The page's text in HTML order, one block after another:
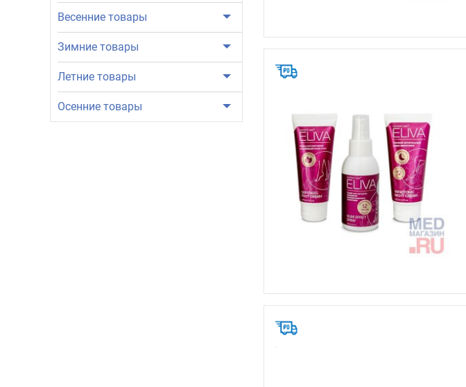
Весенние товары
Зимние товары
Летние товары
Осенние товары